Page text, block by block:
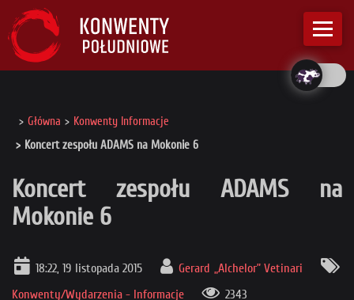
Główna
Konwenty Informacje
Koncert zespołu ADAMS na Mokonie 6
Koncert zespołu ADAMS na
Mokonie 6
18:22, 19 listopada 2015
Gerard „Alchelor” Vetinari
Konwenty/Wydarzenia - Informacje
2343